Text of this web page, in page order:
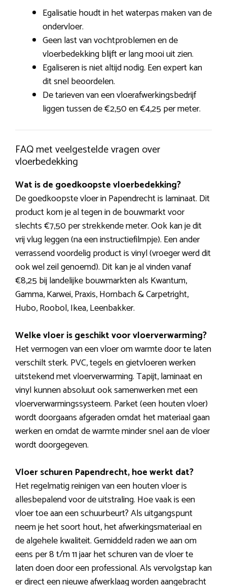
Egalisatie houdt in het waterpas maken van de
ondervloer.
Geen last van vochtproblemen en de
vloerbedekking blijft er lang mooi uit zien.
Egaliseren is niet altijd nodig. Een expert kan
dit snel beoordelen.
De tarieven van een vloerafwerkingsbedrijf
liggen tussen de €2,50 en €4,25 per meter.
FAQ met veelgestelde vragen over
vloerbedekking
Wat is de goedkoopste vloerbedekking?
De goedkoopste vloer in Papendrecht is laminaat. Dit
product kom je al tegen in de bouwmarkt voor
slechts €7,50 per strekkende meter. Ook kan je dit
vrij vlug leggen (na een instructiefilmpje). Een ander
verrassend voordelig product is vinyl (vroeger werd dit
ook wel zeil genoemd). Dit kan je al vinden vanaf
€8,25 bij landelijke bouwmarkten als Kwantum,
Gamma, Karwei, Praxis, Hornbach & Carpetright,
Hubo, Roobol, Ikea, Leenbakker.
Welke vloer is geschikt voor vloerverwarming?
Het vermogen van een vloer om warmte door te laten
verschilt sterk. PVC, tegels en gietvloeren werken
uitstekend met vloerverwarming. Tapijt, laminaat en
vinyl kunnen absoluut ook samenwerken met een
vloerverwarmingssysteem. Parket (een houten vloer)
wordt doorgaans afgeraden omdat het materiaal gaan
werken en omdat de warmte minder snel aan de vloer
wordt doorgegeven.
Vloer schuren Papendrecht, hoe werkt dat?
Het regelmatig reinigen van een houten vloer is
allesbepalend voor de uitstraling. Hoe vaak is een
vloer toe aan een schuurbeurt? Als uitgangspunt
neem je het soort hout, het afwerkingsmateriaal en
de algehele kwaliteit. Gemiddeld raden we aan om
eens per 8 t/m 11 jaar het schuren van de vloer te
laten doen door een professional. Als vervolgstap kan
er direct een nieuwe afwerklaag worden aangebracht